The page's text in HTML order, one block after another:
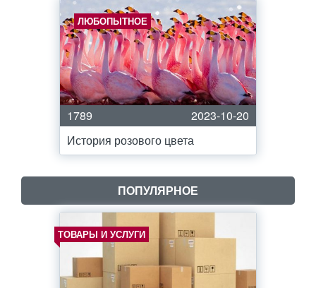
ЛЮБОПЫТНОЕ
1789
2023-10-20
История розового цвета
ПОПУЛЯРНОЕ
ТОВАРЫ И УСЛУГИ